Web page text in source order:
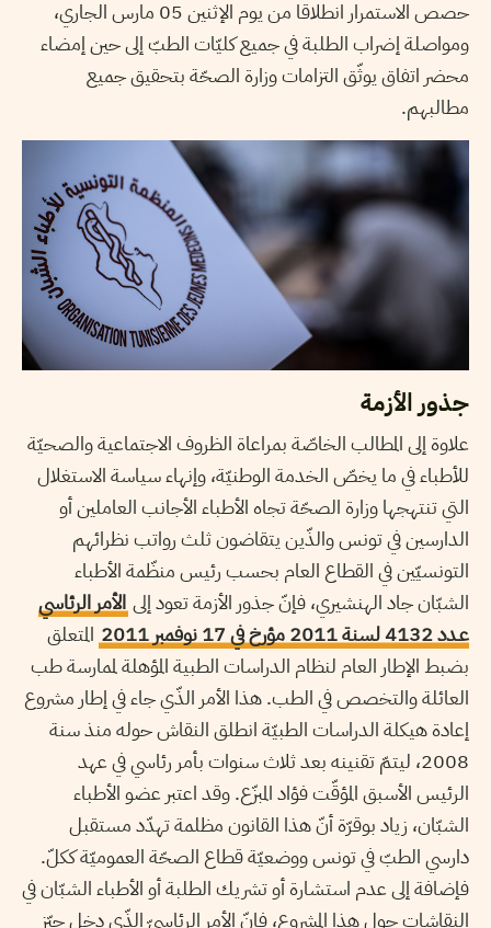
حصص الاستمرار انطلاقا من يوم الإثنين 05 مارس الجاري،
ومواصلة إضراب الطلبة في جميع كليّات الطبّ إلى حين إمضاء
محضر اتفاق يوثّق التزامات وزارة الصحّة بتحقيق جميع
مطالبهم.
جذور الأزمة
علاوة إلى المطالب الخاصّة بمراعاة الظروف الاجتماعية والصحيّة
للأطباء في ما يخصّ الخدمة الوطنيّة، وإنهاء سياسة الاستغلال
التي تنتهجها وزارة الصحّة تجاه الأطباء الأجانب العاملين أو
الدارسين في تونس والذّين يتقاضون ثلث رواتب نظرائهم
التونسيّين في القطاع العام بحسب رئيس منظّمة الأطباء
الشبّان جاد الهنشيري، فإنّ جذور الأزمة تعود إلى الأمر الرئاسي
عـدد 4132 لسنة 2011 مؤرخ في 17 نوفمبر 2011
المتعلق
بضبط الإطار العام لنظام الدراسات الطبية المؤهلة لممارسة طب
العائلة والتخصص في الطب. هذا الأمر الذّي جاء في إطار مشروع
إعادة هيكلة الدراسات الطبيّة انطلق النقاش حوله منذ سنة
2008، ليتمّ تقنينه بعد ثلاث سنوات بأمر رئاسي في عهد
الرئيس الأسبق المؤقّت فؤاد المبزّع. وقد اعتبر عضو الأطباء
الشبّان، زياد بوقرّة أنّ هذا القانون مظلمة تهدّد مستقبل
دارسي الطبّ في تونس ووضعيّة قطاع الصحّة العموميّة ككلّ.
فإضافة إلى عدم استشارة أو تشريك الطلبة أو الأطباء الشبّان في
النقاشات حول هذا المشروع، فإنّ الأمر الرئاسيّ الذّي دخل حيّز